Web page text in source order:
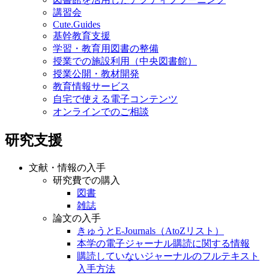
講習会
Cute.Guides
基幹教育支援
学習・教育用図書の整備
授業での施設利用（中央図書館）
授業公開・教材開発
教育情報サービス
自宅で使える電子コンテンツ
オンラインでのご相談
研究支援
文献・情報の入手
研究費での購入
図書
雑誌
論文の入手
きゅうとE-Journals（AtoZリスト）
本学の電子ジャーナル購読に関する情報
購読していないジャーナルのフルテキスト
入手方法